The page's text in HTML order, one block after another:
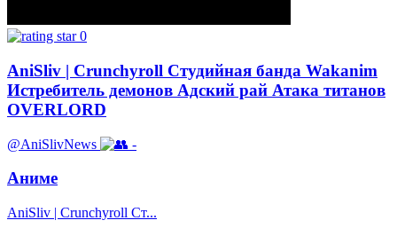
0
AniSliv | Crunchyroll Студийная банда Wakanim
Истребитель демонов Адский рай Атака титанов
OVERLORD
@AniSlivNews -
Аниме
AniSliv | Crunchyroll Ст...